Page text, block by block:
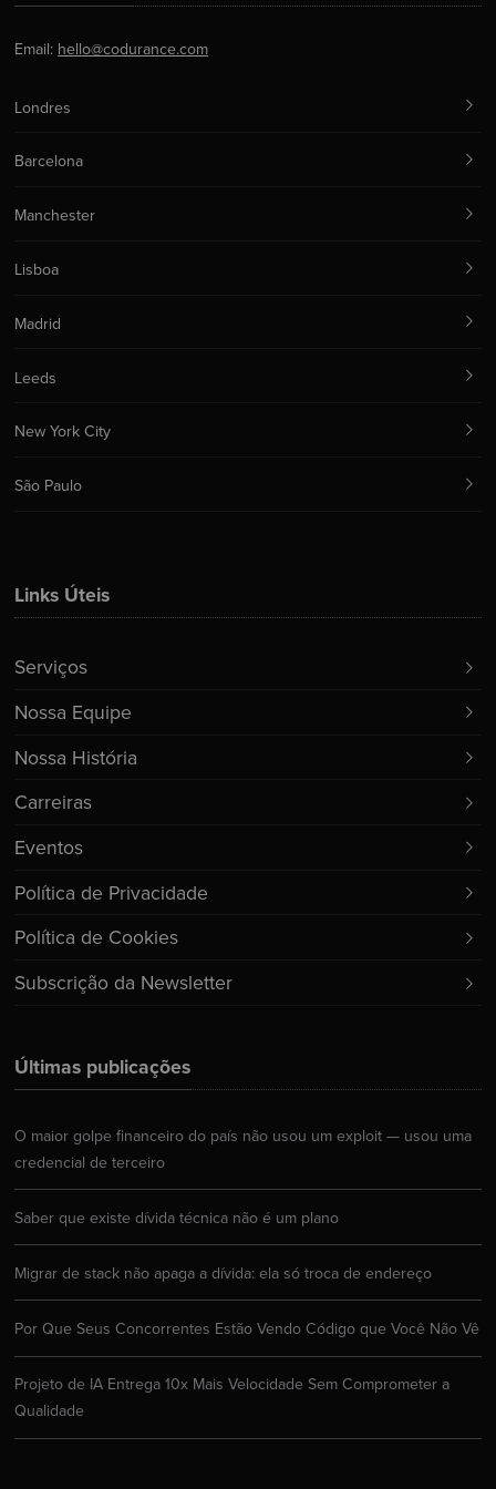
Últimas publicações
O maior golpe financeiro do país não usou um exploit — usou uma
credencial de terceiro
Saber que existe dívida técnica não é um plano
Migrar de stack não apaga a dívida: ela só troca de endereço
Por Que Seus Concorrentes Estão Vendo Código que Você Não Vê
Projeto de IA Entrega 10x Mais Velocidade Sem Comprometer a
Qualidade
Links Úteis
Serviços
Nossa Equipe
Nossa História
Carreiras
Eventos
Política de Privacidade
Política de Cookies
Subscrição da Newsletter
Email: hello@codurance.com
Londres
Barcelona
Manchester
Lisboa
Madrid
Leeds
New York City
São Paulo